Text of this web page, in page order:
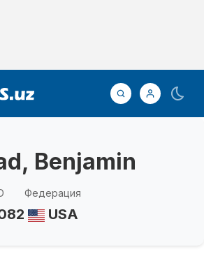
Benjamin
Федерация
USA